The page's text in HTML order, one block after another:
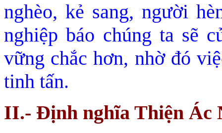
nghèo, kẻ sang, người
nghiệp báo chúng ta sẽ
vững chắc hơn, nhờ đó
tinh tấn.
II.- Ðịnh nghĩa Thiện Ác